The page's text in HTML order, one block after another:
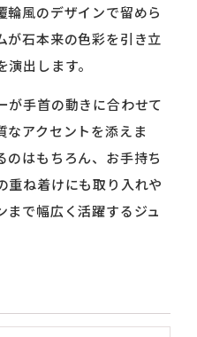
輪風のデザインで留めら
が石本来の色彩を引き立
出します。
が手首の動きに合わせて
なアクセントを添えま
のはもちろん、お手持ち
重ね着けにも取り入れや
まで幅広く活躍するジュ